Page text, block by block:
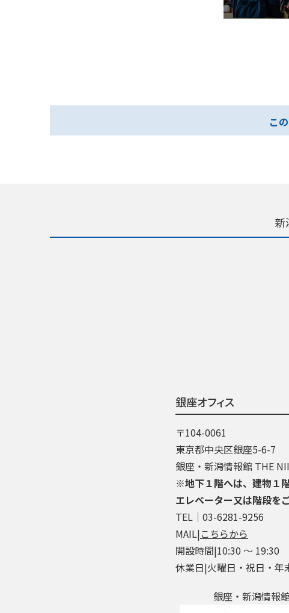
こ
新
銀座オフィス
〒104-0061
東京都中央区銀座5-6-7
銀座・新潟情報館 THE
※地下１階へは、建物１
エレベーター又は階段を
TEL│03-6281-9256
MAIL|こちらから
開設時間|10:30 ～ 19:30
休業日|火曜日・祝日・年
銀座・新潟情報